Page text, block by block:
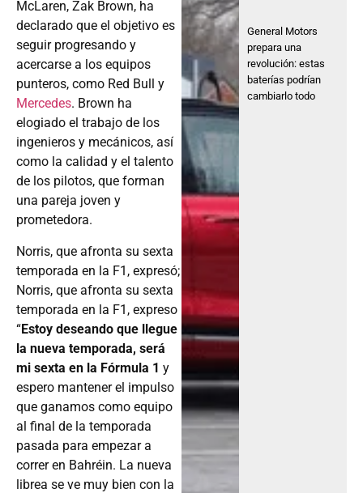
McLaren, Zak Brown, ha
declarado que el objetivo es
seguir progresando y
acercarse a los equipos
punteros, como Red Bull y
Mercedes. Brown ha
elogiado el trabajo de los
ingenieros y mecánicos, así
como la calidad y el talento
de los pilotos, que forman
una pareja joven y
prometedora.
Norris, que afronta su sexta
temporada en la F1, expresó;
Norris, que afronta su sexta
temporada en la F1, expreso
“Estoy deseando que llegue
la nueva temporada, será
mi sexta en la Fórmula 1 y
espero mantener el impulso
que ganamos como equipo
al final de la temporada
pasada para empezar a
correr en Bahréin. La nueva
librea se ve muy bien con la
General Motors
prepara una
revolución: estas
baterías podrían
cambiarlo todo